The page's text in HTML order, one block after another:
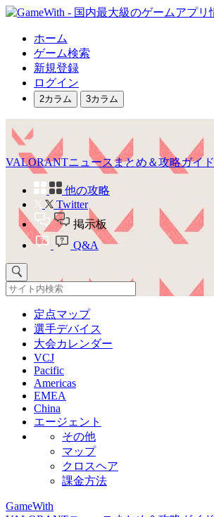
ホーム
ゲーム検索
新規登録
ログイン
2カラム 3カラム
VALORANTニュースまとめ＆攻略ガイド
他の攻略
Twitter
掲示板
Q&A
定点マップ
選手デバイス
大会カレンダー
VCJ
Pacific
Americas
EMEA
China
エージェント
その他
マップ
クロスヘア
課金方法
GameWith